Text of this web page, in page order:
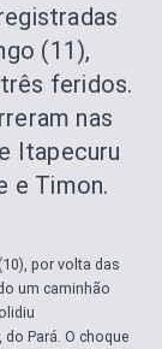
(11),
feridos.
nas
Itapecuru
e Timon.
por volta das
um caminhão
Pará. O choque